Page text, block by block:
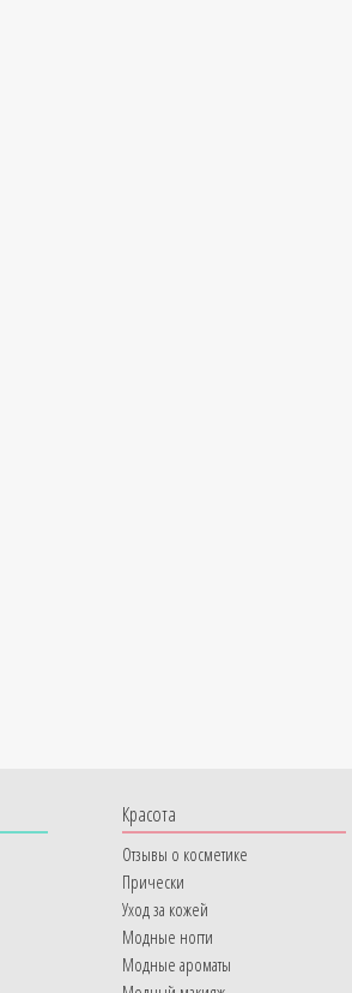
Красота
Отзывы о косметике
Прически
Уход за кожей
Модные ногти
Модные ароматы